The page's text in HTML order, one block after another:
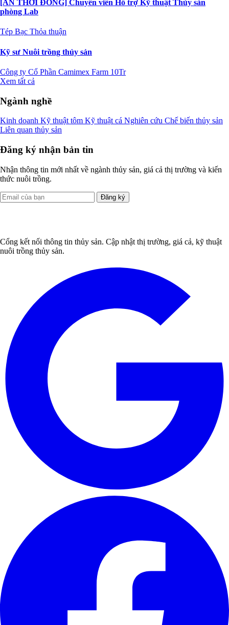
[AN THỚI ĐÔNG] Chuyên viên Hỗ trợ Kỹ thuật Thủy sản
phòng Lab
Tép Bạc Thỏa thuận
Kỹ sư Nuôi trồng thủy sản
Công ty Cổ Phần Camimex Farm 10Tr
Xem tất cả
Ngành nghề
Kinh doanh Kỹ thuật tôm Kỹ thuật cá Nghiên cứu Chế biến thủy sản
Liên quan thủy sản
Đăng ký nhận bản tin
Nhận thông tin mới nhất về ngành thủy sản, giá cả thị trường và kiến
thức nuôi trồng.
Đăng ký
Cổng kết nối thông tin thủy sản. Cập nhật thị trường, giá cả, kỹ thuật
nuôi trồng thủy sản.